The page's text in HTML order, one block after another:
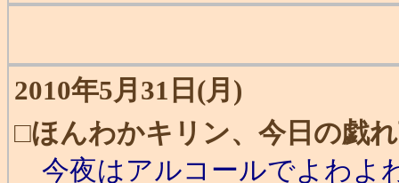
2010年5月31日(月)
□ほんわかキリン、今日の戯
今夜はアルコールでよわよ